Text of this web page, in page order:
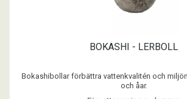
BOKASHI - LERBOLL
Bokashibollar förbättra vattenkvalitén och
och åar.